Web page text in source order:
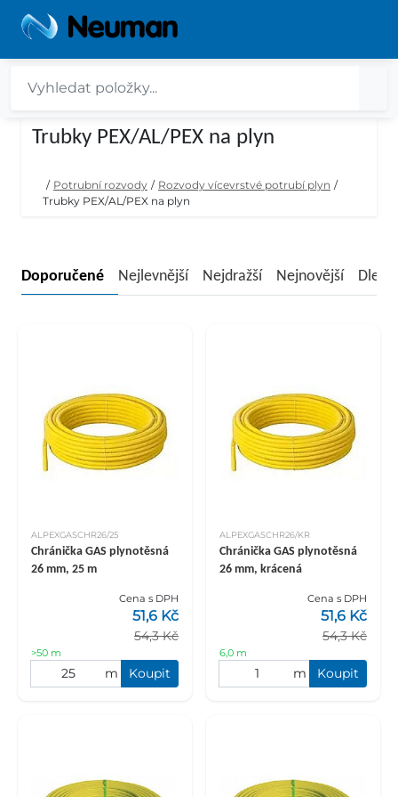
Trubky PEX/AL/PEX na plyn
/ Potrubní rozvody / Rozvody vícevrstvé potrubí plyn /
Trubky PEX/AL/PEX na plyn
Doporučené Nejlevnější Nejdražší Nejnovější Dle
ALPEXGASCHR26/25
Chránička GAS plynotěsná
26 mm, 25 m
Cena s DPH
54,3 Kč
51,6 Kč
>50 m
m Koupit
ALPEXGASCHR26/KR
Chránička GAS plynotěsná
26 mm, krácená
Cena s DPH
54,3 Kč
51,6 Kč
6,0 m
m Koupit